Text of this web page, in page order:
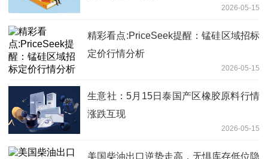
2026-05-15
精彩看点:PriceSeek提醒：锰硅区域招标
定价行情分析
2026-05-15
生意社：5月15日泰国产区橡胶原料行情
涨跌互现
2026-05-15
美国柴油出口逆势走高，无惧库存低位隐